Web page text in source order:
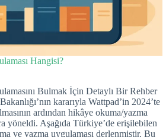
Hangisi?
Bulmak İçin Detaylı Bir Rehber
kararıyla Wattpad’in 2024’te
ardından hikâye okuma/yazma
yöneldi. Aşağıda Türkiye’de erişilebilen
ve yazma uygulaması derlenmiştir. Bu